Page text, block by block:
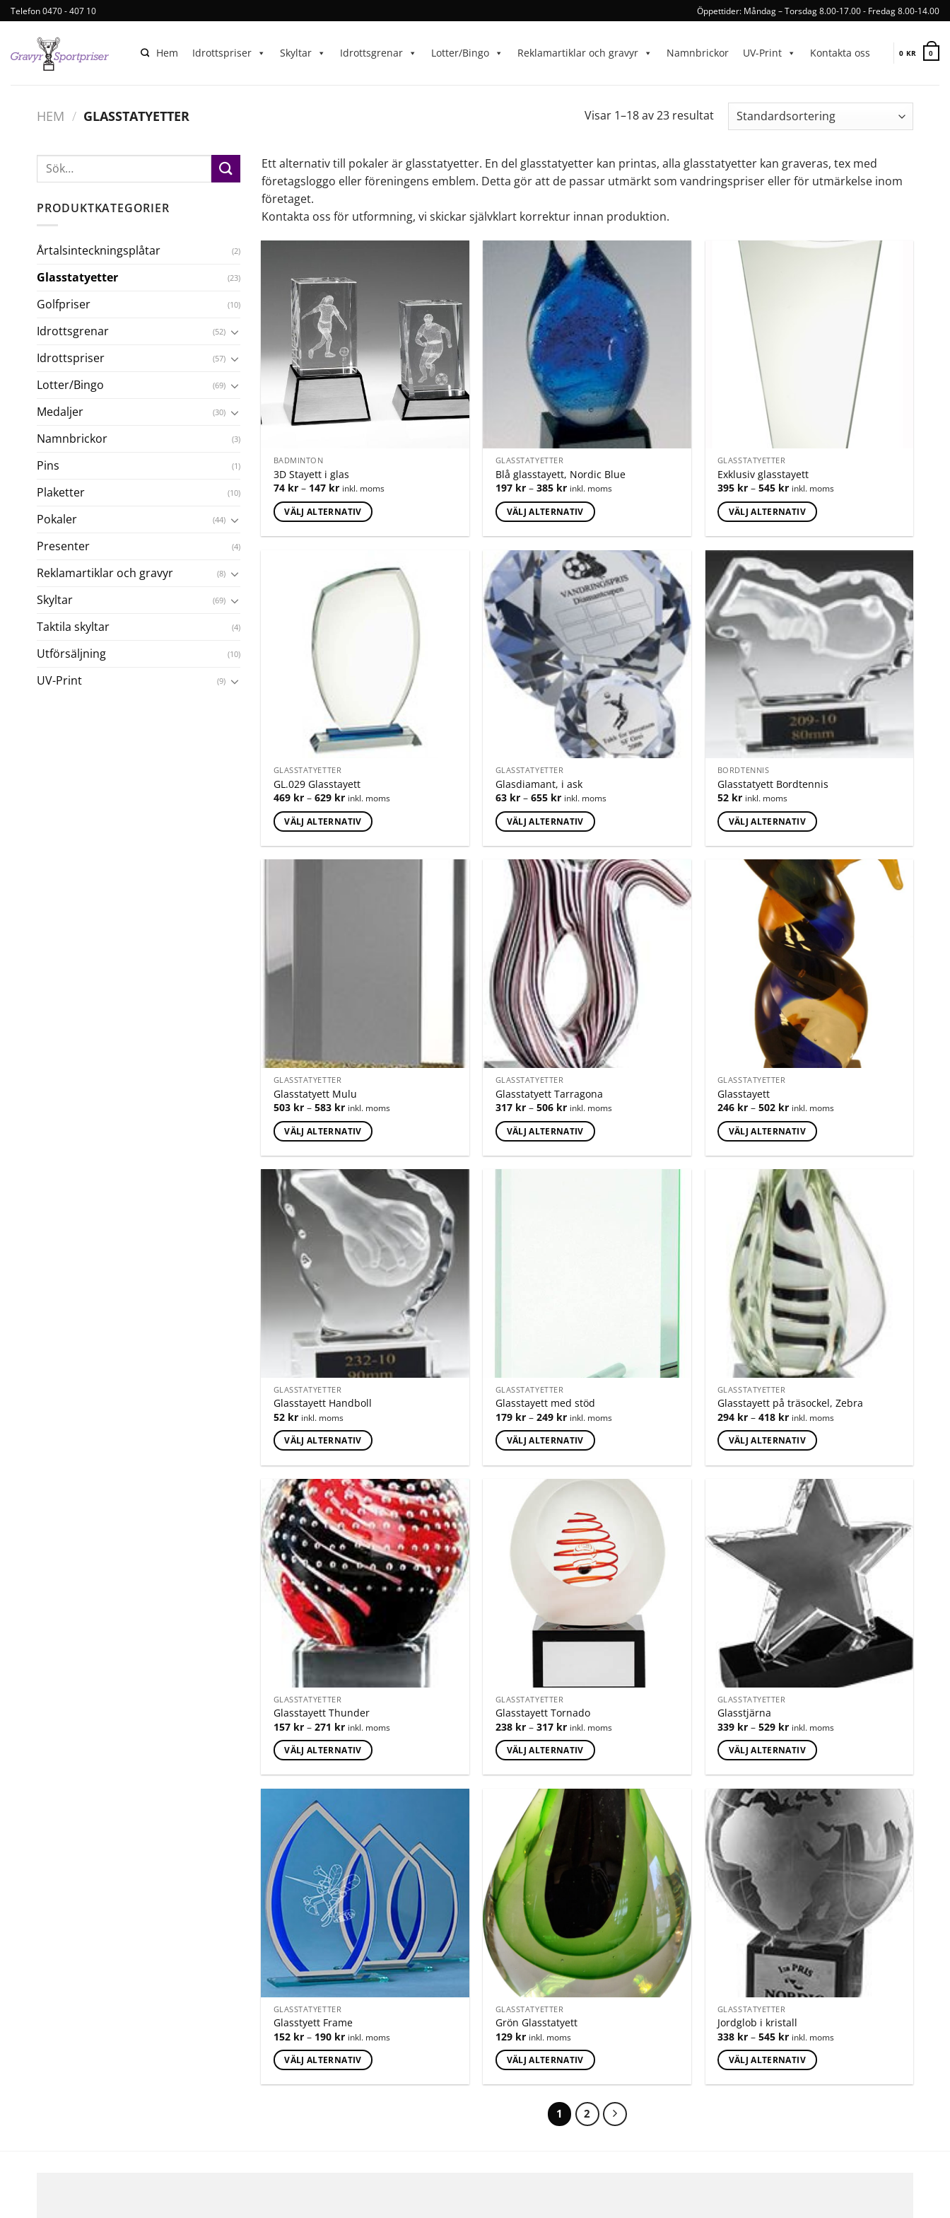
Telefon 0470 - 407 10 Öppettider: Måndag – Torsdag 8.00-17.00 - Fredag 8.00-14.00
Hem Idrottspriser Skyltar Idrottsgrenar Lotter/Bingo Reklamartiklar och gravyr Namnbrickor UV-Print Kontakta oss 0 KR 0
HEM / GLASSTATYETTER Visar 1–18 av 23 resultat
PRODUKTKATEGORIER
Årtalsinteckningsplåtar (2)
Glasstatyetter (23)
Golfpriser (10)
Idrottsgrenar (52)
Idrottspriser (57)
Lotter/Bingo (69)
Medaljer (30)
Namnbrickor (3)
Pins (1)
Plaketter (10)
Pokaler (44)
Presenter (4)
Reklamartiklar och gravyr (8)
Skyltar (69)
Taktila skyltar (4)
Utförsäljning (10)
UV-Print (9)
Ett alternativ till pokaler är glasstatyetter. En del glasstatyetter kan printas, alla glasstatyetter kan graveras, tex med
företagsloggo eller föreningens emblem. Detta gör att de passar utmärkt som vandringspriser eller för utmärkelse inom
företaget.
Kontakta oss för utformning, vi skickar självklart korrektur innan produktion.
BADMINTON
3D Stayett i glas
74 kr – 147 kr inkl. moms
VÄLJ ALTERNATIV
GLASSTATYETTER
Blå glasstayett, Nordic Blue
197 kr – 385 kr inkl. moms
VÄLJ ALTERNATIV
GLASSTATYETTER
Exklusiv glasstayett
395 kr – 545 kr inkl. moms
VÄLJ ALTERNATIV
GLASSTATYETTER
GL.029 Glasstayett
469 kr – 629 kr inkl. moms
VÄLJ ALTERNATIV
GLASSTATYETTER
Glasdiamant, i ask
63 kr – 655 kr inkl. moms
VÄLJ ALTERNATIV
BORDTENNIS
Glasstatyett Bordtennis
52 kr inkl. moms
VÄLJ ALTERNATIV
GLASSTATYETTER
Glasstatyett Mulu
503 kr – 583 kr inkl. moms
VÄLJ ALTERNATIV
GLASSTATYETTER
Glasstatyett Tarragona
317 kr – 506 kr inkl. moms
VÄLJ ALTERNATIV
GLASSTATYETTER
Glasstayett
246 kr – 502 kr inkl. moms
VÄLJ ALTERNATIV
GLASSTATYETTER
Glasstayett Handboll
52 kr inkl. moms
VÄLJ ALTERNATIV
GLASSTATYETTER
Glasstayett med stöd
179 kr – 249 kr inkl. moms
VÄLJ ALTERNATIV
GLASSTATYETTER
Glasstayett på träsockel, Zebra
294 kr – 418 kr inkl. moms
VÄLJ ALTERNATIV
GLASSTATYETTER
Glasstayett Thunder
157 kr – 271 kr inkl. moms
VÄLJ ALTERNATIV
GLASSTATYETTER
Glasstayett Tornado
238 kr – 317 kr inkl. moms
VÄLJ ALTERNATIV
GLASSTATYETTER
Glasstjärna
339 kr – 529 kr inkl. moms
VÄLJ ALTERNATIV
GLASSTATYETTER
Glasstyett Frame
152 kr – 190 kr inkl. moms
VÄLJ ALTERNATIV
GLASSTATYETTER
Grön Glasstatyett
129 kr inkl. moms
VÄLJ ALTERNATIV
GLASSTATYETTER
Jordglob i kristall
338 kr – 545 kr inkl. moms
VÄLJ ALTERNATIV
1 2